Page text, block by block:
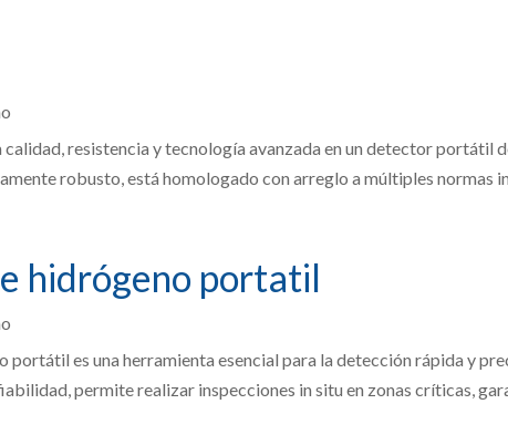
calidad, resistencia y tecnología avanzada en un detector portátil
robusto, está homologado con arreglo a múltiples normas
hidrógeno portatil
portátil es una herramienta esencial para la detección rápida y
permite realizar inspecciones in situ en zonas críticas,